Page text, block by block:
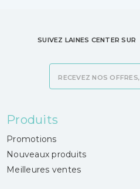
SUIVEZ LAINES CENTER SUR
Produits
Promotions
Nouveaux produits
Meilleures ventes